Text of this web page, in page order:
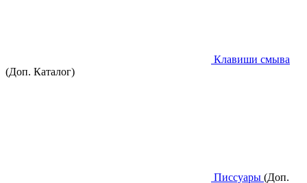
Клавиши смыва
(Доп. Каталог)
Писсуары (Доп.